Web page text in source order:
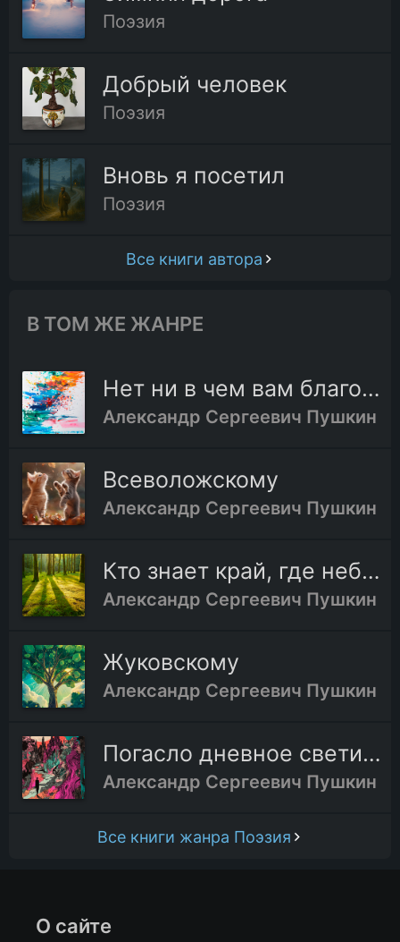
Поэзия
Добрый человек
Поэзия
Вновь я посетил
Поэзия
Все книги автора
В ТОМ ЖЕ ЖАНРЕ
Нет ни в чем вам благодати
Александр Сергеевич Пушкин
Всеволожскому
Александр Сергеевич Пушкин
Кто знает край, где небо блещет
Александр Сергеевич Пушкин
Жуковскому
Александр Сергеевич Пушкин
Погасло дневное светило
Александр Сергеевич Пушкин
Все книги жанра Поэзия
О сайте